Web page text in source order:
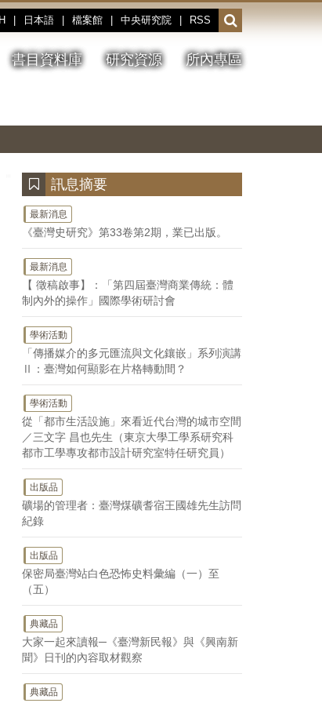
日本語 檔案館 中央研究院 RSS
開
啟
或
收
書目資料庫 研究資源 所內專區
停、
圖
圖
結
訊息摘要
最新消息
《臺灣史研究》第33卷第2期，業已出版。
最新消息
【 徵稿啟事】：「第四屆臺灣商業傳統：體
制內外的操作」國際學術研討會
學術活動
「傳播媒介的多元匯流與文化鑲嵌」系列演講
Ⅱ：臺灣如何顯影在片格轉動間？
學術活動
從「都市生活設施」來看近代台灣的城市空間
／三文字 昌也先生（東京大學工學系研究科
都市工學專攻都市設計研究室特任研究員）
出版品
礦場的管理者：臺灣煤礦耆宿王國雄先生訪問
紀錄
出版品
保密局臺灣站白色恐怖史料彙編（一）至
（五）
典藏品
大家一起來讀報─《臺灣新民報》與《興南新
聞》日刊的內容取材觀察
典藏品